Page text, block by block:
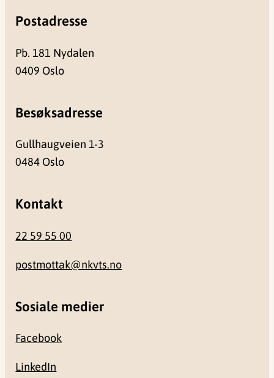
Postadresse
Pb. 181 Nydalen
0409 Oslo
Besøksadresse
Gullhaugveien 1-3
0484 Oslo
Kontakt
22 59 55 00
postmottak@nkvts.no
Sosiale medier
Facebook
LinkedIn